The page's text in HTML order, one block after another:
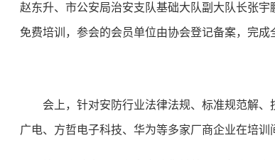
赵东升、市公安局治安支队基础大队副大队长张
免费培训，参会的会员单位由协会登记备案，完成
会上，针对安防行业法律法规、标准规范解
广电、方哲电子科技、华为等多家厂商企业在培训